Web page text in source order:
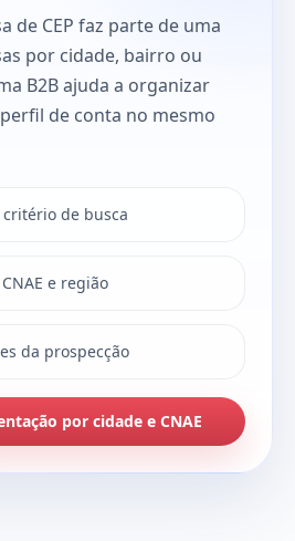
de CEP faz parte de uma
por cidade, bairro ou
B2B ajuda a organizar
de conta no mesmo
critério de busca
e região
da prospecção
por cidade e CNAE